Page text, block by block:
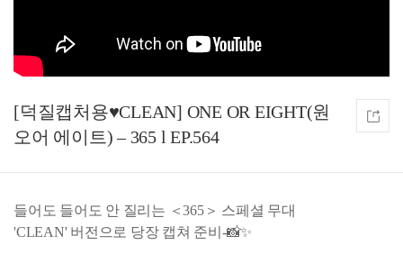
[덕질캡처용♥CLEAN] ONE OR EIGHT(원
오어 에이트) – 365 l EP.564
들어도 들어도 안 질리는 ＜365＞ 스페셜 무대
'CLEAN' 버전으로 당장 캡쳐 준비-📸✨